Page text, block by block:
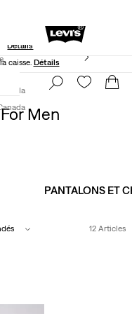
PREMIÈRE COMMANDE
Détails
Canada
LES SOLDES.
caisse. Détails
Men
PANTALONS ET
12 Articles